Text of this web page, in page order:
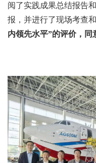
阅了实践成果总结报告
报，并进行了现场考查
内领先水平”的评价，同